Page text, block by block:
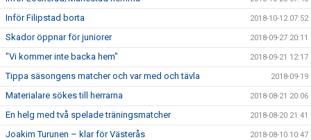
Inför Filipstad borta 2018-10-12 07:52
Skador öppnar för juniorer 2018-09-27 20:11
"Vi kommer inte backa hem" 2018-09-21 12:17
Tippa säsongens matcher och var med och tävla 2018-09-19
Materialare sökes till herrarna 2018-08-21 20:06
En helg med två spelade träningsmatcher 2018-08-20 21:41
Joakim Turunen – klar för Västerås 2018-08-10 10:47